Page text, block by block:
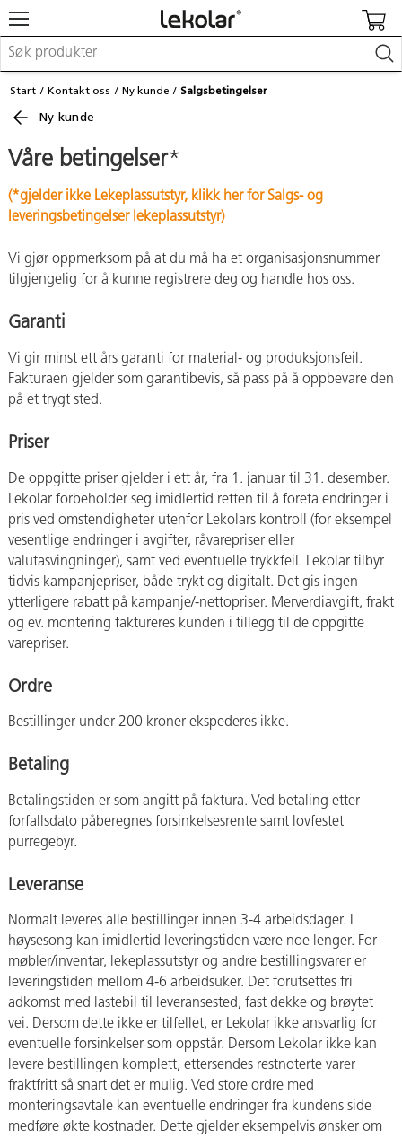
Møbler & innredning
Lekeplassutstyr & utemiljø
Kunst & håndverk
Pedagogisk materiell
Barnevogner & småbarnsutstyr
Skole- & kontormateriell
Logge inn / registrere meg
Kontakt oss
Kampanjer/kataloger
Start Kontakt oss Ny kunde Salgsbetingelser
Ny kunde
Våre betingelser*
(*gjelder ikke Lekeplassutstyr, klikk her for Salgs- og
leveringsbetingelser lekeplassutstyr)
Vi gjør oppmerksom på at du må ha et organisasjonsnummer
tilgjengelig for å kunne registrere deg og handle hos oss.
Garanti
Vi gir minst ett års garanti for material- og produksjonsfeil.
Fakturaen gjelder som garantibevis, så pass på å oppbevare den
på et trygt sted.
Priser
De oppgitte priser gjelder i ett år, fra 1. januar til 31. desember.
Lekolar forbeholder seg imidlertid retten til å foreta endringer i
pris ved omstendigheter utenfor Lekolars kontroll (for eksempel
vesentlige endringer i avgifter, råvarepriser eller
valutasvingninger), samt ved eventuelle trykkfeil. Lekolar tilbyr
tidvis kampanjepriser, både trykt og digitalt. Det gis ingen
ytterligere rabatt på kampanje/-nettopriser. Merverdiavgift, frakt
og ev. montering faktureres kunden i tillegg til de oppgitte
varepriser.
Ordre
Bestillinger under 200 kroner ekspederes ikke.
Betaling
Betalingstiden er som angitt på faktura. Ved betaling etter
forfallsdato påberegnes forsinkelsesrente samt lovfestet
purregebyr.
Leveranse
Normalt leveres alle bestillinger innen 3-4 arbeidsdager. I
høysesong kan imidlertid leveringstiden være noe lenger. For
møbler/inventar, lekeplassutstyr og andre bestillingsvarer er
leveringstiden mellom 4-6 arbeidsuker. Det forutsettes fri
adkomst med lastebil til leveransested, fast dekke og brøytet
vei. Dersom dette ikke er tilfellet, er Lekolar ikke ansvarlig for
eventuelle forsinkelser som oppstår. Dersom Lekolar ikke kan
levere bestillingen komplett, ettersendes restnoterte varer
fraktfritt så snart det er mulig. Ved store ordre med
monteringsavtale kan eventuelle endringer fra kundens side
medføre økte kostnader. Dette gjelder eksempelvis ønsker om